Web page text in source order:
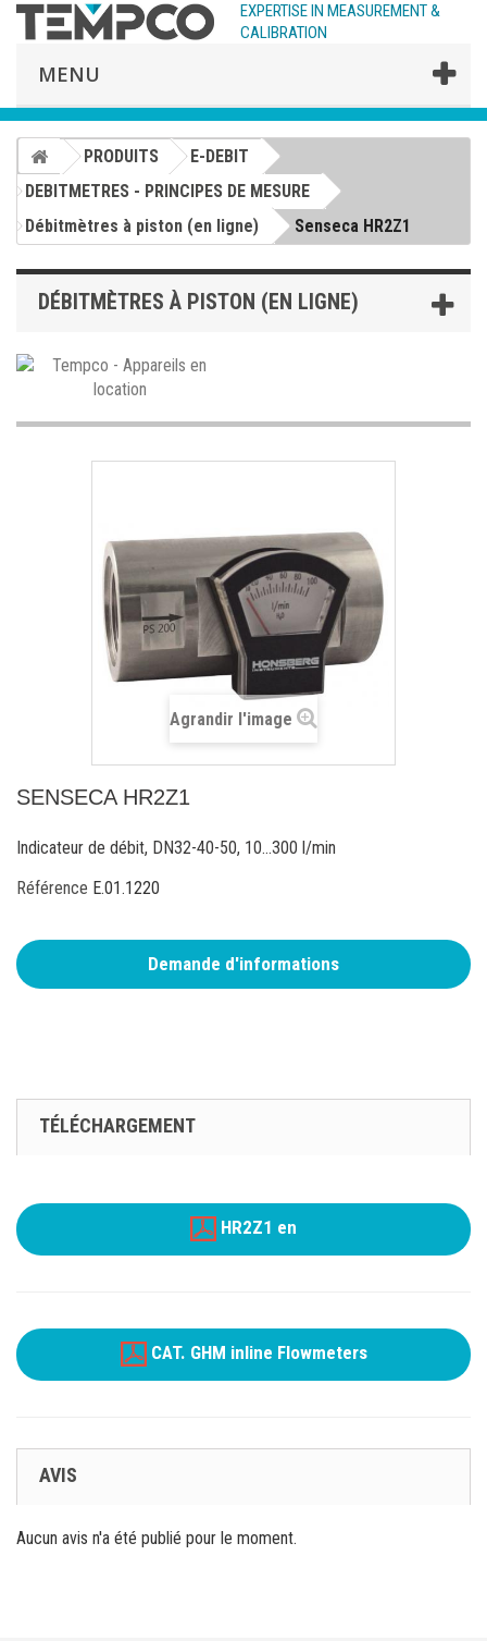
EXPERTISE IN MEASUREMENT &
CALIBRATION
MENU
PRODUITS
E-DEBIT
DEBITMETRES - PRINCIPES DE MESURE
Débitmètres à piston (en ligne)
Senseca HR2Z1
DÉBITMÈTRES À PISTON (EN LIGNE)
Agrandir l'image
SENSECA HR2Z1
Indicateur de débit, DN32-40-50, 10...300 l/min
Référence E.01.1220
Demande d'informations
TÉLÉCHARGEMENT
HR2Z1 en
CAT. GHM inline Flowmeters
AVIS
Aucun avis n'a été publié pour le moment.